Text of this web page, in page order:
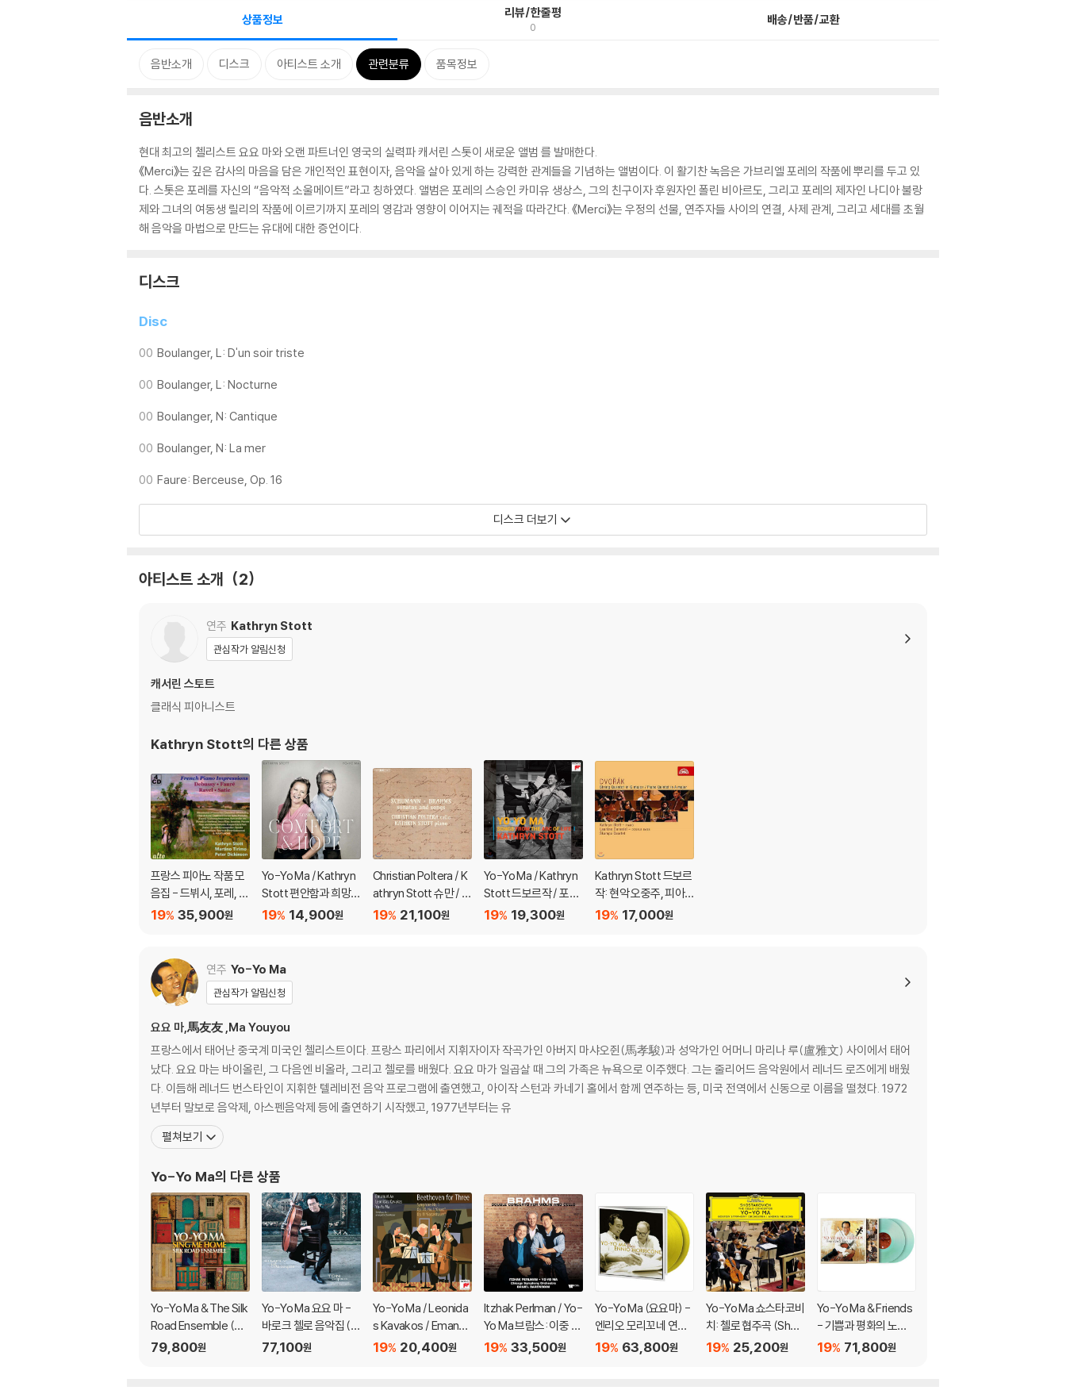
상품정보 리뷰/한줄평
0 배송/반품/교환
음반소개 디스크 아티스트 소개 관련분류 품목정보
음반소개
현대 최고의 첼리스트 요요 마와 오랜 파트너인 영국의 실력파 캐서린 스톳이 새로운 앨범 를 발매한다.
《Merci》는 깊은 감사의 마음을 담은 개인적인 표현이자, 음악을 살아 있게 하는 강력한 관계들을 기념하는 앨범이다. 이 활기찬 녹음은 가브리엘 포레의 작품에 뿌리를 두고 있
다. 스톳은 포레를 자신의 “음악적 소울메이트”라고 칭하였다. 앨범은 포레의 스승인 카미유 생상스, 그의 친구이자 후원자인 폴린 비아르도, 그리고 포레의 제자인 나디아 불랑
제와 그녀의 여동생 릴리의 작품에 이르기까지 포레의 영감과 영향이 이어지는 궤적을 따라간다. 《Merci》는 우정의 선물, 연주자들 사이의 연결, 사제 관계, 그리고 세대를 초월
해 음악을 마법으로 만드는 유대에 대한 증언이다.
디스크
Disc
00 Boulanger, L: D'un soir triste
00 Boulanger, L: Nocturne
00 Boulanger, N: Cantique
00 Boulanger, N: La mer
00 Faure: Berceuse, Op. 16
디스크 더보기
아티스트 소개 2
연주 Kathryn Stott
관심작가 알림신청
캐서린 스토트
클래식 피아니스트
Kathryn Stott의 다른 상품
프랑스 피아노 작품 모
음집 - 드뷔시, 포레, 라
벨, 사티 (French Pian
35,900원
19%
Yo-Yo Ma / Kathryn
Stott 편안함과 희망의
음악 (Songs of Com
14,900원
19%
Christian Poltera / K
athryn Stott 슈만 / 브
람스: 소나타와 가곡 (S
21,100원
19%
Yo-Yo Ma / Kathryn
Stott 드보르작 / 포레
/ 엘가: 소품집 (Songs
19,300원
19%
Kathryn Stott 드보르
작: 현악 오중주, 피아
노 오중주 (Dvorak : S
17,000원
19%
연주 Yo-Yo Ma
관심작가 알림신청
요요 마,馬友友 ,Ma Youyou
프랑스에서 태어난 중국계 미국인 첼리스트이다. 프랑스 파리에서 지휘자이자 작곡가인 아버지 마샤오쥔(馬孝駿)과 성악가인 어머니 마리나 루(盧雅文) 사이에서 태어
났다. 요요 마는 바이올린, 그 다음엔 비올라, 그리고 첼로를 배웠다. 요요 마가 일곱살 때 그의 가족은 뉴욕으로 이주했다. 그는 줄리어드 음악원에서 레너드 로즈에게 배웠
다. 이듬해 레너드 번스타인이 지휘한 텔레비전 음악 프로그램에 출연했고, 아이작 스턴과 카네기 홀에서 함께 연주하는 등, 미국 전역에서 신동으로 이름을 떨쳤다. 1972
년부터 말보로 음악제, 아스펜음악제 등에 출연하기 시작했고, 1977년부터는 유
펼쳐보기
Yo-Yo Ma의 다른 상품
Yo-Yo Ma & The Silk
Road Ensemble (요
요 마 & 실크로드 앙상
79,800원
Yo-Yo Ma 요요 마 -
바로크 첼로 음악집 (Si
mply Baroque) [청록
77,100원
Yo-Yo Ma / Leonida
s Kavakos / Emanue
l Ax (요요 마 / 레오니
20,400원
19%
Itzhak Perlman / Yo-
Yo Ma 브람스: 이중 협
주곡 (Brahms: Doubl
33,500원
19%
Yo-Yo Ma (요요마) -
엔리오 모리꼬네 연주
집 (Plays Ennio Morri
63,800원
19%
Yo-Yo Ma 쇼스타코비
치: 첼로 협주곡 (Shos
takovich: The Cello
25,200원
19%
Yo-Yo Ma & Friends
- 기쁨과 평화의 노래
(Songs Of Joy & Pe
71,800원
19%